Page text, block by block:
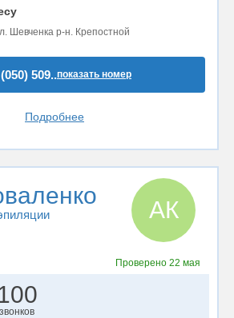
Шевченка р-н. Крепостной
509..показать номер
Подробнее
АК
Проверено 22 мая
звонков